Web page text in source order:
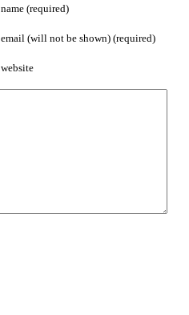
name (required)
email (will not be shown) (required)
website